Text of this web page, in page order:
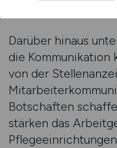
Darüber hinaus
die Kommunikation
von der
Botschaften
stärken das